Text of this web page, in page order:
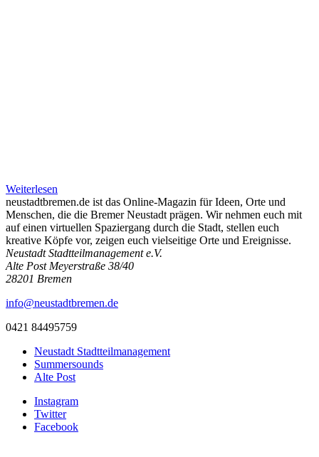
Weiterlesen
neustadtbremen.de ist das Online-Magazin für Ideen, Orte und
Menschen, die die Bremer Neustadt prägen. Wir nehmen euch mit
auf einen virtuellen Spaziergang durch die Stadt, stellen euch
kreative Köpfe vor, zeigen euch vielseitige Orte und Ereignisse.
Neustadt Stadtteilmanagement e.V.
Alte Post Meyerstraße 38/40
28201 Bremen
info@neustadtbremen.de
0421 84495759
Neustadt Stadtteilmanagement
Summersounds
Alte Post
Instagram
Twitter
Facebook